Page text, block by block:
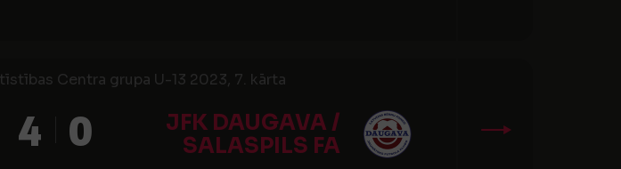
Centra grupa U-13 2023, 7. kārta
4
JFK DAUGAVA /
SALASPILS FA
0